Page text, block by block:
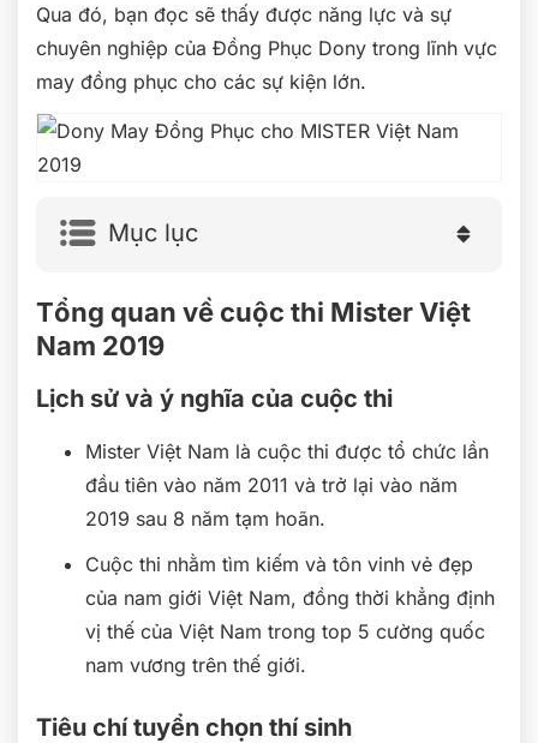
Qua đó, bạn đọc sẽ thấy được năng lực và sự
chuyên nghiệp của Đồng Phục Dony trong lĩnh vực
may đồng phục cho các sự kiện lớn.
Mục lục
Tổng quan về cuộc thi Mister Việt
Nam 2019
Lịch sử và ý nghĩa của cuộc thi
Mister Việt Nam là cuộc thi được tổ chức lần
đầu tiên vào năm 2011 và trở lại vào năm
2019 sau 8 năm tạm hoãn.
Cuộc thi nhằm tìm kiếm và tôn vinh vẻ đẹp
của nam giới Việt Nam, đồng thời khẳng định
vị thế của Việt Nam trong top 5 cường quốc
nam vương trên thế giới.
Tiêu chí tuyển chọn thí sinh